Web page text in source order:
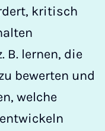
kritisch
B. lernen, die
bewerten und
welche